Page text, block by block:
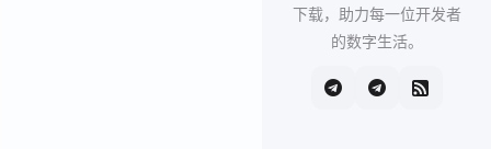
下载，助力每一位开发者
的数字生活。